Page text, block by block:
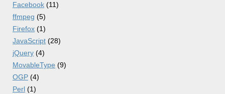
Facebook (11)
ffmpeg (5)
Firefox (1)
JavaScript (28)
jQuery (4)
MovableType (9)
OGP (4)
Perl (1)